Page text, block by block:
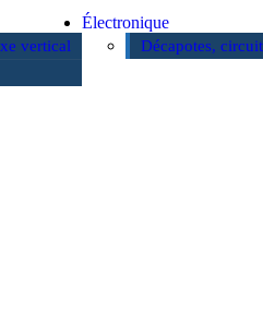
vertical
Électronique
Décapotes,